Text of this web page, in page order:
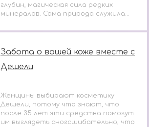
глубин, магическая сила редких
минералов. Сама природа служила...
Забота о вашей коже вместе с
Дешели
Женщины выбирают косметику
Дешели, потому что знают, что
после 35 лет эти средства помогут
им выглядеть сногсшибательно, что